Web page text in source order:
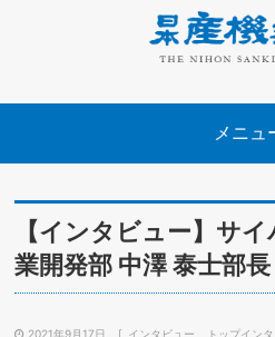
メニュ
【インタビュー】サ
業開発部 中澤 泰士部長
2021年9月17日 インタビュー トップイン